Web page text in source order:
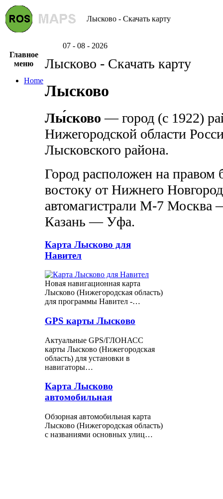
Лысково - Скачать карту
07 - 08 - 2026
Главное
меню
Home
Лысково - Скачать карту
Лысково
Лы́сково — город (с 1922)
Нижегородской области
Лысковского района.
Город расположен на правом
востоку от Нижнего
автомагистрали М-7
Казань — Уфа.
Карта Лысково для
Навител
Новая навигационная карта
Лысково (Нижегородская область)
для программы Навител -…
GPS карты Лысково
Актуальные GPS/ГЛОНАСС
карты Лысково (Нижегородская
область) для установки в
навигаторы…
Карта Лысково
автомобильная
Обзорная автомобильная карта
Лысково (Нижегородская область)
с названиями основных улиц…